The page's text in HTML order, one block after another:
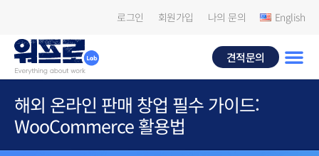
로그인 회원가입 나의 문의 English
견적문의
해외 온라인 판매 창업 필수 가이드:
WooCommerce 활용법